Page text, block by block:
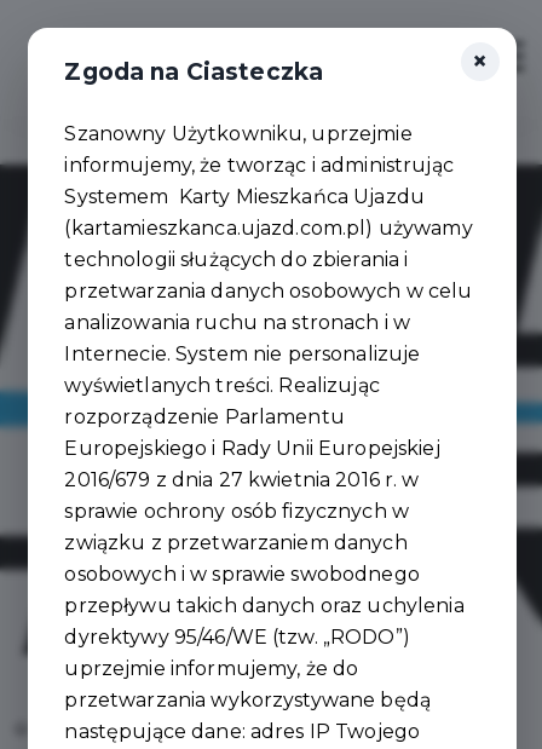
Home Oferty Stitch Shark
×
Zgoda na Ciasteczka
Szanowny Użytkowniku, uprzejmie
informujemy, że tworząc i administrując
Systemem Karty Mieszkańca Ujazdu
(kartamieszkanca.ujazd.com.pl) używamy
technologii służących do zbierania i
przetwarzania danych osobowych w celu
analizowania ruchu na stronach i w
Internecie. System nie personalizuje
wyświetlanych treści. Realizując
rozporządzenie Parlamentu
Europejskiego i Rady Unii Europejskiej
2016/679 z dnia 27 kwietnia 2016 r. w
sprawie ochrony osób fizycznych w
związku z przetwarzaniem danych
osobowych i w sprawie swobodnego
przepływu takich danych oraz uchylenia
dyrektywy 95/46/WE (tzw. „RODO”)
uprzejmie informujemy, że do
przetwarzania wykorzystywane będą
następujące dane: adres IP Twojego